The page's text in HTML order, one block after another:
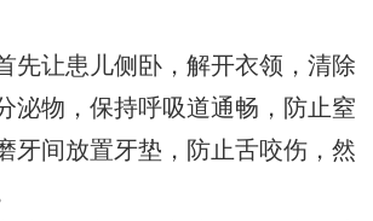
先让患儿侧卧，解开衣领，清除
泌物，保持呼吸道通畅，防止窒
牙间放置牙垫，防止舌咬伤，然